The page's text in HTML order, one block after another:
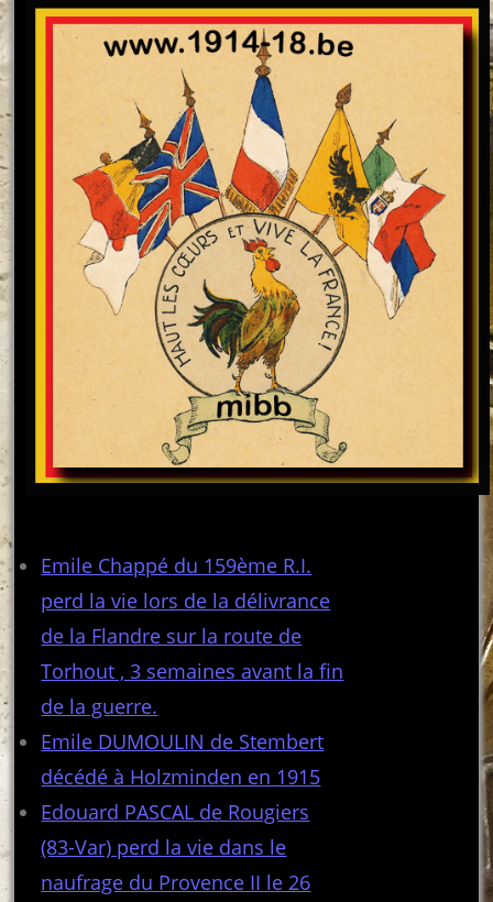
Emile Chappé du 159ème R.I.
perd la vie lors de la délivrance
de la Flandre sur la route de
Torhout , 3 semaines avant la fin
de la guerre.
Emile DUMOULIN de Stembert
décédé à Holzminden en 1915
Edouard PASCAL de Rougiers
(83-Var) perd la vie dans le
naufrage du Provence II le 26